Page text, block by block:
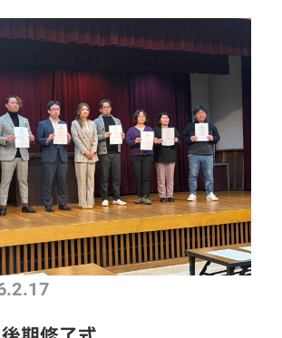
参加したメンバーは伝統を大切に
へ挑戦し続ける決意を新たにし、
へ想いを持ち帰りました。 大会の
、これまでYEG活動を支えてこら
送り出す卒業式が執り行われ、長
に感謝を込めて盛大に送り出しま
歩みは、次代を担う我々現役メン
がれ、YEGの歴史と精神は未来へ
の地 群馬」から
し、足るを知る心を持つことの大
自らの成長だけでなく周囲や地域
「自利利他」の精神について、深
講話の後は、坐禅と写
験を行いました。ただひたすらに
時間、あるいは一文字一文字を丁
間。その瞬間のみに集中し、他の
――忙しい現代社会の中では貴重
を感じる、まさに贅沢なひととき